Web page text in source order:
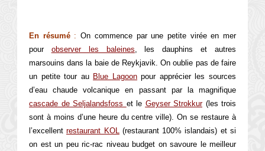
En résumé:On commence par une petite virée en mer
pour observer les baleines , les dauphins et autres
marsouins dans la baie de Reykjavik. On oublie pas de faire
un petite tour au Blue Lagoonpour apprécier les sources
d’eau chaude volcanique en passant par la magnifique
cascade de Seljalandsfoss et le Geyser Strokkur (les trois
sont à moins d’une heure du centre ville). On se restaure à
l’excellentrestaurant KOL
(restaurant 100% islandais) et si
on est un peu ric-rac niveau budget on savoure le meilleur